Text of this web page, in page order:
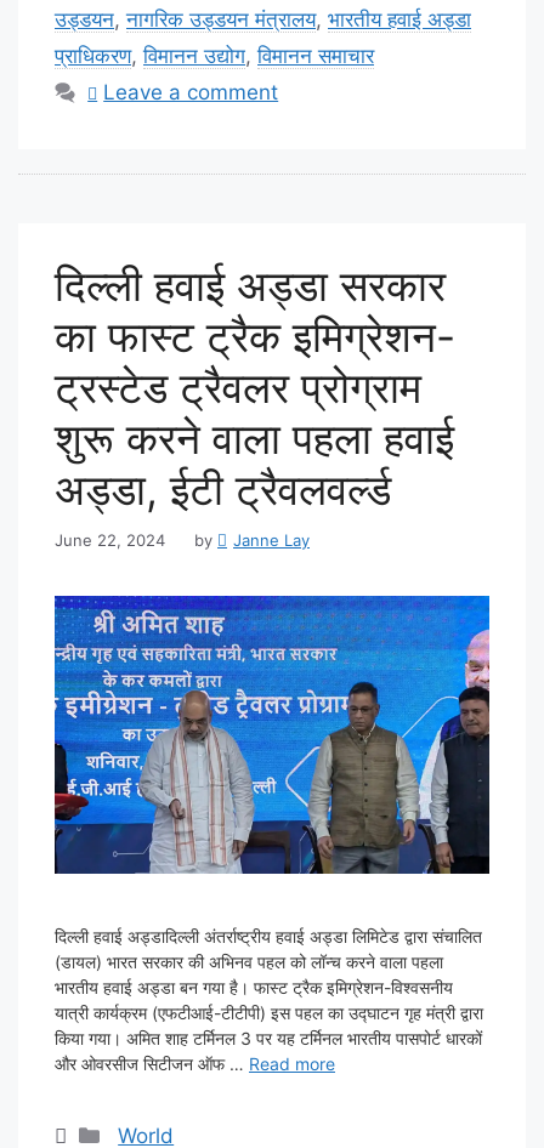
उड्डयन,नागरिक उड्डयन मंत्रालय, भारतीय हवाई अड्डा
प्राधिकरण,विमानन उद्योग,विमानन समाचार
Leave a comment
दिल्ली हवाई अड्डा सरकार
का फास्ट ट्रैक इमिग्रेशन-
ट्रस्टेड ट्रैवलर प्रोग्राम
शुरू करने वाला पहला हवाई
अड्डा, ईटी ट्रैवलवर्ल्ड
June 22, 2024 by Janne Lay
दिल्ली हवाई अड्डादिल्ली अंतर्राष्ट्रीय हवाई अड्डा लिमिटेड द्वारा संचालित
(डायल) भारत सरकार की अभिनव पहल को लॉन्च करने वाला पहला
भारतीय हवाई अड्डा बन गया है। फास्ट ट्रैक इमिग्रेशन-विश्वसनीय
यात्री कार्यक्रम (एफटीआई-टीटीपी) इस पहल का उद्घाटन गृह मंत्री द्वारा
किया गया। अमित शाह टर्मिनल 3 पर यह टर्मिनल भारतीय पासपोर्ट धारकों
और ओवरसीज सिटीजन ऑफ … Read more
Categories
World